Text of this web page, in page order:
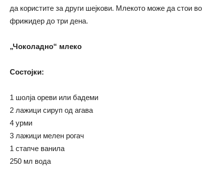
да користите за други шејкови. Млекото може да стои во
фрижидер до три дена.
„Чоколадно“ млеко
Состојки:
1 шолја ореви или бадеми
2 лажици сируп од агава
4 урми
3 лажици мелен рогач
1 стапче ванила
250 мл вода